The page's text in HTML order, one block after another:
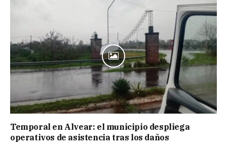
Temporal en Alvear: el municipio despliega
operativos de asistencia tras los daños